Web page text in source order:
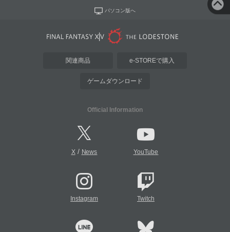
パソコン版へ
関連商品 e-STOREで購入
ゲームダウンロード
Official Information
X/ News YouTube
Instagram Twitch